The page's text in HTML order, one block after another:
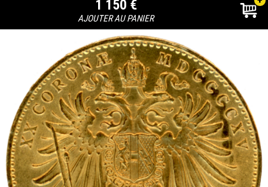
1 150 €
AJOUTER AU PANIER